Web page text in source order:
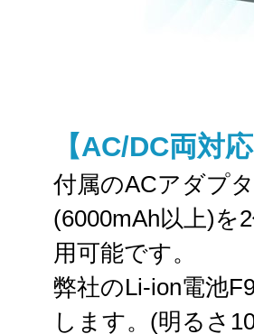
【AC/DC両対
付属のACアダプ
(6000mAh以上)を
用可能です。
弊社のLi-ion電池
します。(明るさ